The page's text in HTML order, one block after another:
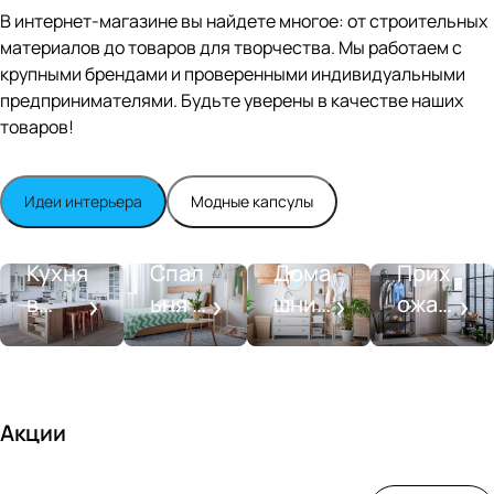
n
Whit
e
satin
В интернет-магазине вы найдете многое: от строительных
материалов до товаров для творчества. Мы работаем с
крупными брендами и проверенными индивидуальными
предпринимателями. Будьте уверены в качестве наших
товаров!
Идеи интерьера Модные капсулы
Кухня
в
стиле
Спал
ьня в
совре
Дома
шний
SPA-
Прих
ожая
со
Акции